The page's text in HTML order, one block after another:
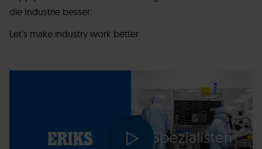
die Industrie besser.
Let’s make industry work better